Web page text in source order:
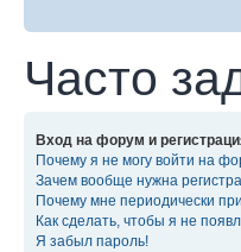
Часто
Вход на форум и
Почему я не могу войти на
Зачем вообще нужна
Почему мне периодически
Как сделать, чтобы я не
Я забыл пароль!